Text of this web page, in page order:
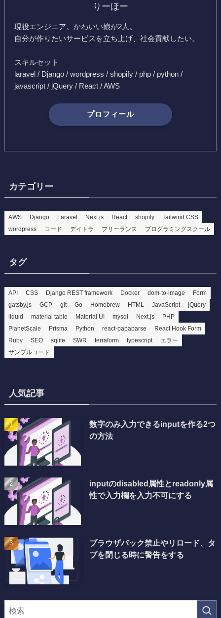
りーほー
現役エンジニア。かわいい娘が2人。
自分が作りたいサービスを立ち上げ、社会貢献したい。
スキルセット
laravel / Django / wordpress / shopify / php / python /
javascript / jQuery / React / AWS
プロフィール
カテゴリー
AWS Django Laravel Next.js React shopify
Tailwind CSS
wordpress
コード デイトラ フリーランス プログラミングスクール
タグ
API CSS Django REST framework Docker dom-to-image
Form
gatsby.js
GCP git Go Homebrew HTML JavaScript
jQuery
liquid
material table Material UI mysql Next.js
PHP
PlanetScale
Prisma Python react-papaparse
React Hook Form
Ruby
SEO sqlite SWR terraform typescript
エラー
サンプルコード
人気記事
数字のみ入力できるinputを作る2つ
の方法
inputのdisabled属性とreadonly属
性で入力欄を入力不可にする
ブラウザバック禁止やリロード、タ
ブを閉じる時に警告をする